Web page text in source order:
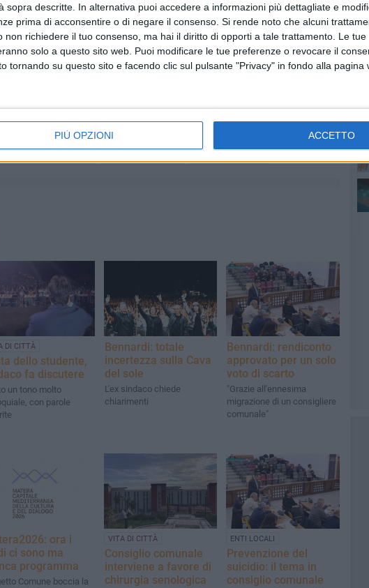
sopra descritte. In alternativa puoi accedere a informazioni più dettagliate e
prima di acconsentire o di negare il consenso. Si rende noto che alcuni
non richiedere il tuo consenso, ma hai il diritto di opporti a tale trattamento. Le
solo a questo sito web. Puoi modificare le tue preferenze o revocare il
tornando su questo sito e facendo clic sul pulsante "Privacy" in fondo alla pagina
PIÙ OPZIONI ACCETTO
DI CITTÀ
dello studente,
fa discutere
un tono molto
con parole
Bennardi: totale
incertezza sulla Cava
del sole
L'ex sindaco chiede
chiarimenti
Bennardi: rendiconto
approvato per un solo
voto di scarto
"Grazie all'ennesima
migrazione di un consigliere
comunale"
ora i
ci sono ma
programma
Comune boccia la
VITA DI CITTÀ
Consiglio comunale
interviene a favore di
chirurgia senologica
ENTI LOCALI
Prevenzione del
suicidio: il tema in
consiglio comunale